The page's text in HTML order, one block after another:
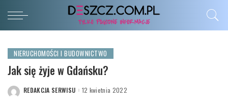
NIERUCHOMOŚCI I BUDOWNICTWO
Jak się żyje w Gdańsku?
POSTED
REDAKCJA SERWISU 12 kwietnia 2022